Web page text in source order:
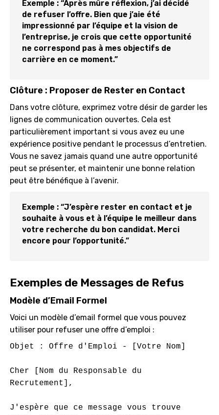
Exemple : “Après mûre réflexion, j’ai décidé
de refuser l’offre. Bien que j’aie été
impressionné par l’équipe et la vision de
l’entreprise, je crois que cette opportunité
ne correspond pas à mes objectifs de
carrière en ce moment.”
Clôture : Proposer de Rester en Contact
Dans votre clôture, exprimez votre désir de garder les
lignes de communication ouvertes. Cela est
particulièrement important si vous avez eu une
expérience positive pendant le processus d’entretien.
Vous ne savez jamais quand une autre opportunité
peut se présenter, et maintenir une bonne relation
peut être bénéfique à l’avenir.
Exemple : “J’espère rester en contact et je
souhaite à vous et à l’équipe le meilleur dans
votre recherche du bon candidat. Merci
encore pour l’opportunité.”
Exemples de Messages de Refus
Modèle d’Email Formel
Voici un modèle d’email formel que vous pouvez
utiliser pour refuser une offre d’emploi :
Objet : Offre d'Emploi - [Votre Nom]
Cher [Nom du Responsable du
Recrutement],
J'espère que ce message vous trouve